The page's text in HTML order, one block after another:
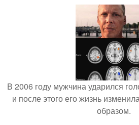
В 2006 году мужчина ударился
и после этого его жизнь
образом.